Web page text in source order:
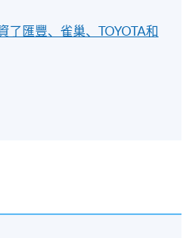
了匯豐、雀巢、TOYOTA和